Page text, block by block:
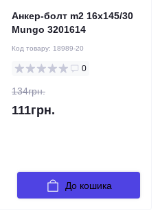
Анкер-болт m2 16х145/30
Mungo 3201614
Код товару: 18989-20
0
134грн.
111грн.
До кошика